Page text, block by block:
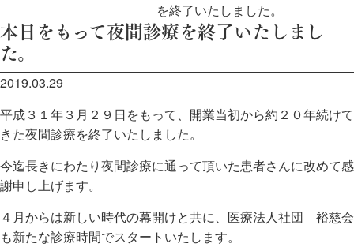
を終了いたしました。
本日をもって夜間診療を終了いたしまし
た。
2019.03.29
平成３１年３月２９日をもって、開業当初から約２０年続けて
きた夜間診療を終了いたしました。
今迄長きにわたり夜間診療に通って頂いた患者さんに改めて感
謝申し上げます。
４月からは新しい時代の幕開けと共に、医療法人社団 裕慈会
も新たな診療時間でスタートいたします。